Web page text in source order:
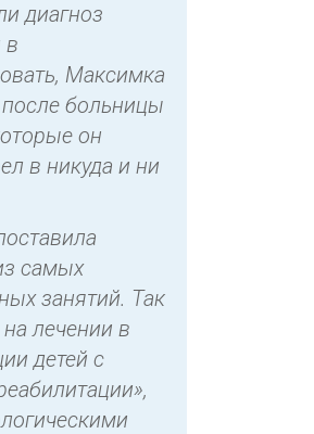
диагноз
в
Максимка
больницы
он
в никуда и ни
самых
занятий. Так
лечении в
детей с